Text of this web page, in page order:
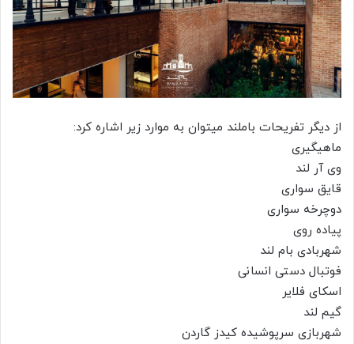
از دیگر تفریحات باملند میتوان به موارد زیر اشاره کرد:
ماهیگیری
وی آر لند
قایق سواری
دوچرخه سواری
پیاده روی
شهربادی بام لند
فوتبال دستی انسانی
اسکای فلایر
گیم لند
شهربازی سرپوشیده کیدز گاردن